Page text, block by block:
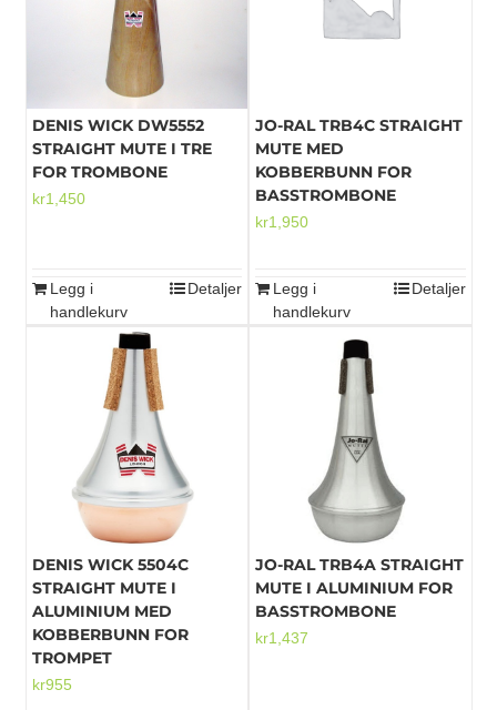
DENIS WICK DW5552
STRAIGHT MUTE I TRE
FOR TROMBONE
kr1,450
Legg i
handlekurv
Detaljer
JO-RAL TRB4C STRAIGHT
MUTE MED
KOBBERBUNN FOR
BASSTROMBONE
kr1,950
Legg i
handlekurv
Detaljer
DENIS WICK 5504C
STRAIGHT MUTE I
ALUMINIUM MED
KOBBERBUNN FOR
TROMPET
kr955
JO-RAL TRB4A STRAIGHT
MUTE I ALUMINIUM FOR
BASSTROMBONE
kr1,437